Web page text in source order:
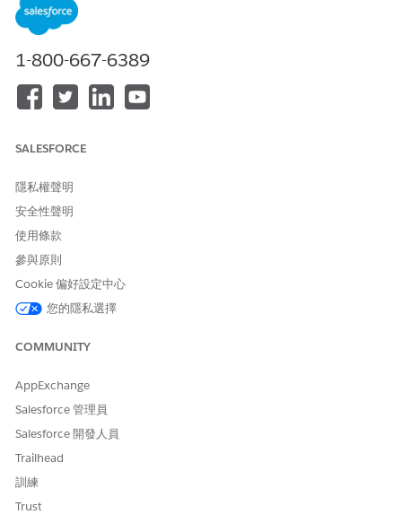
備註您最多可建立 50 個排程限制。
在服務資源記錄或服務區域範圍上，為每個服務資源定義排程限
在 App Launcher 中開啟「
命名您的排程限制，然後填入相關的詳細資料。
從 App Launcher 開啟「
按一下以開啟個別的服務資源或服務區域範圍頁面。
捲動至「排程限制」欄位新增您的限制，然後再儲存變更。
請讓我們知道，以便我們改進！
1-800-667-6389
SALESFORCE
隱私權聲明
安全性聲明
使用條款
參與原則
Cookie 偏好設定中心
您的隱私選擇
COMMUNITY
AppExchange
Salesforce 管理員
Salesforce 開發人員
Trailhead
訓練
Trust